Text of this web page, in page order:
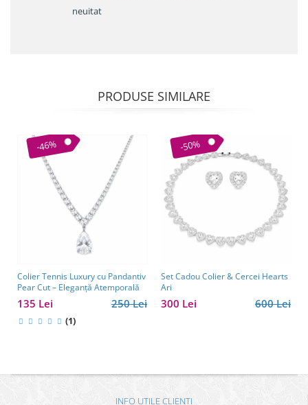
neuitat
PRODUSE SIMILARE
-46%
Colier Tennis Luxury cu Pandantiv
Pear Cut – Eleganță Atemporală
250 Lei
135 Lei
(1)
-50%
Set Cadou Colier & Cercei Hearts
Ari
600 Lei
300 Lei
INFO UTILE CLIENTI